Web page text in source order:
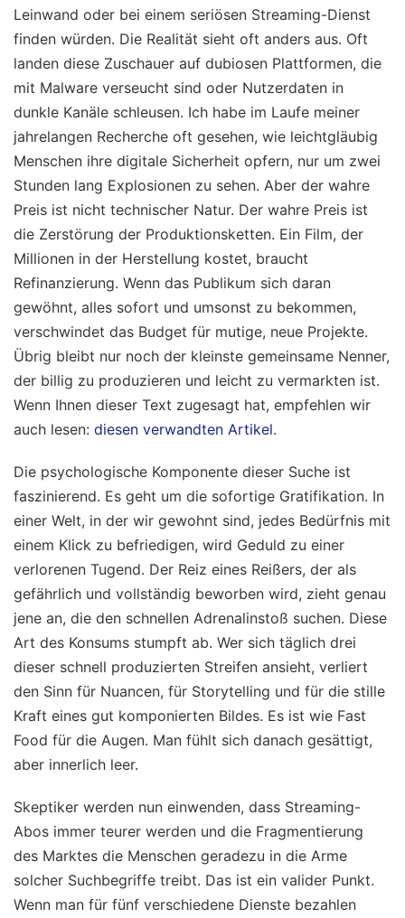
Leinwand oder bei einem seriösen Streaming-Dienst
finden würden. Die Realität sieht oft anders aus. Oft
landen diese Zuschauer auf dubiosen Plattformen, die
mit Malware verseucht sind oder Nutzerdaten in
dunkle Kanäle schleusen. Ich habe im Laufe meiner
jahrelangen Recherche oft gesehen, wie leichtgläubig
Menschen ihre digitale Sicherheit opfern, nur um zwei
Stunden lang Explosionen zu sehen. Aber der wahre
Preis ist nicht technischer Natur. Der wahre Preis ist
die Zerstörung der Produktionsketten. Ein Film, der
Millionen in der Herstellung kostet, braucht
Refinanzierung. Wenn das Publikum sich daran
gewöhnt, alles sofort und umsonst zu bekommen,
verschwindet das Budget für mutige, neue Projekte.
Übrig bleibt nur noch der kleinste gemeinsame Nenner,
der billig zu produzieren und leicht zu vermarkten ist.
Wenn Ihnen dieser Text zugesagt hat, empfehlen wir
auch lesen: diesen verwandten Artikel.
Die psychologische Komponente dieser Suche ist
faszinierend. Es geht um die sofortige Gratifikation. In
einer Welt, in der wir gewohnt sind, jedes Bedürfnis mit
einem Klick zu befriedigen, wird Geduld zu einer
verlorenen Tugend. Der Reiz eines Reißers, der als
gefährlich und vollständig beworben wird, zieht genau
jene an, die den schnellen Adrenalinstoß suchen. Diese
Art des Konsums stumpft ab. Wer sich täglich drei
dieser schnell produzierten Streifen ansieht, verliert
den Sinn für Nuancen, für Storytelling und für die stille
Kraft eines gut komponierten Bildes. Es ist wie Fast
Food für die Augen. Man fühlt sich danach gesättigt,
aber innerlich leer.
Skeptiker werden nun einwenden, dass Streaming-
Abos immer teurer werden und die Fragmentierung
des Marktes die Menschen geradezu in die Arme
solcher Suchbegriffe treibt. Das ist ein valider Punkt.
Wenn man für fünf verschiedene Dienste bezahlen